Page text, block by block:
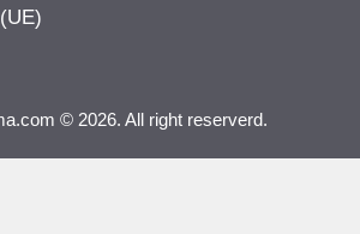
© 2026. All right reserverd.